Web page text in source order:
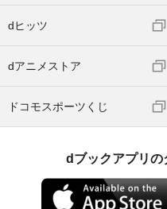
dヒッツ
dアニメストア
ドコモスポーツくじ
dブックアプリの